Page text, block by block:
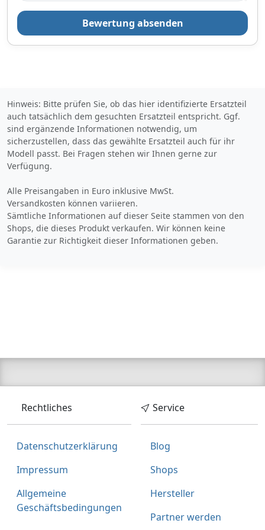
Verkauf und Versand durch
Lieferung
**Lieferzeit: 7-9 Tage
Zum Angebot
Produktinformationen des Anbieters
Bewertung absenden
Hinweis: Bitte prüfen Sie, ob das hier identifizierte Ersatzteil
auch tatsächlich dem gesuchten Ersatzteil entspricht. Ggf.
sind ergänzende Informationen notwendig, um
sicherzustellen, dass das gewählte Ersatzteil auch für ihr
Modell passt. Bei Fragen stehen wir Ihnen gerne zur
Verfügung.
Alle Preisangaben in Euro inklusive MwSt.
Versandkosten können variieren.
Sämtliche Informationen auf dieser Seite stammen von den
Shops, die dieses Produkt verkaufen. Wir können keine
Garantie zur Richtigkeit dieser Informationen geben.
Rechtliches
Datenschutzerklärung
Impressum
Allgemeine
Geschäftsbedingungen
Service
Blog
Shops
Hersteller
Partner werden